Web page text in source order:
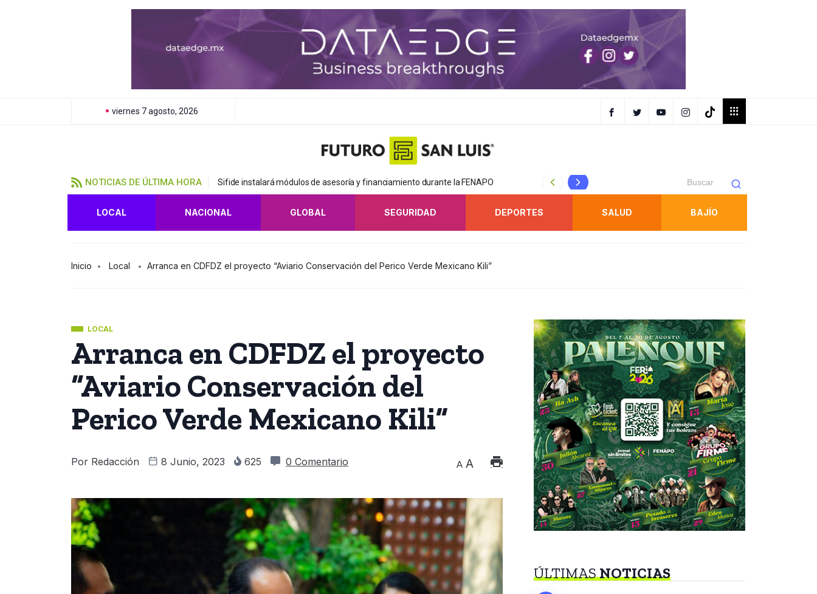
viernes 7 agosto, 2026
NOTICIAS DE ÚLTIMA HORA Sifide instalará módulos de asesoría y financiamiento durante la FENAPO Royal Star Circus tendrá funciones familiares y de terror
LOCAL NACIONAL GLOBAL SEGURIDAD DEPORTES SALUD BAJÍO
Inicio Local Arranca en CDFDZ el proyecto “Aviario Conservación del Perico Verde Mexicano Kili”
LOCAL
Arranca en CDFDZ el proyecto
“Aviario Conservación del
Perico Verde Mexicano Kili”
Por Redacción 8 Junio, 2023 625 0 Comentario A A
ÚLTIMASNOTICIAS